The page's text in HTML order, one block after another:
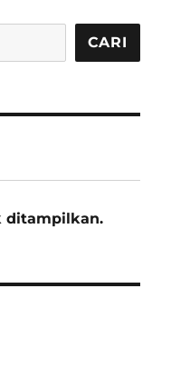
CARI
ditampilkan.